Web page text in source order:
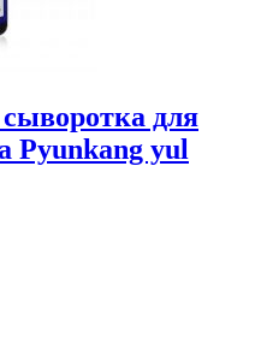
для
Pyunkang yul